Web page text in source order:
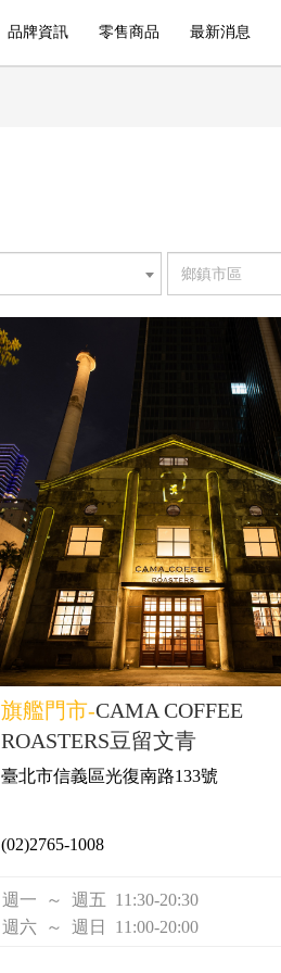
品牌資訊 零售商品 最新消息
鄉鎮市區
旗艦門市-CAMA COFFEE
ROASTERS豆留文青
臺北市信義區光復南路133號
(02)2765-1008
週一 ～ 週五 11:30-20:30
週六 ～ 週日 11:00-20:00